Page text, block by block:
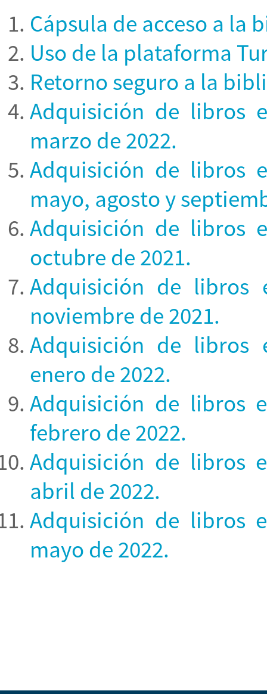
Cápsula de acceso a la
Uso de la plataforma
Retorno seguro a la
Adquisición de libros
marzo de 2022.
Adquisición de libros
mayo, agosto y
Adquisición de libros
octubre de 2021.
Adquisición de libros
noviembre de 2021.
Adquisición de libros
enero de 2022.
Adquisición de libros
febrero de 2022.
Adquisición de libros
abril de 2022.
Adquisición de libros
mayo de 2022.